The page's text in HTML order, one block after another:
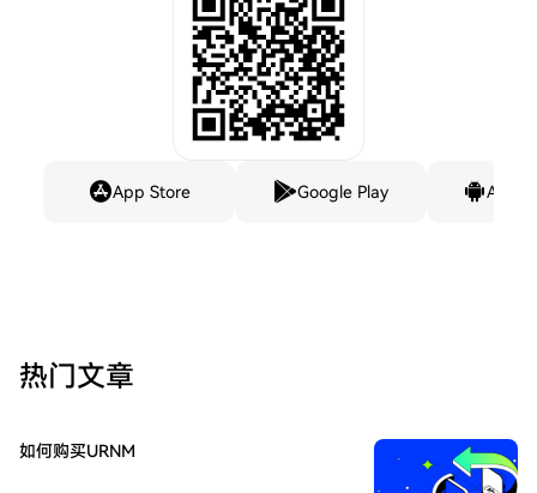
App Store Google Play
热门文章
如何购买URNM